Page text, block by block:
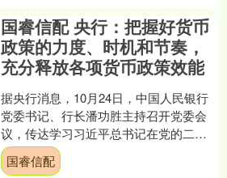
国睿信配 央行：把握好货币
政策的力度、时机和节奏，
充分释放各项货币政策效能
据央行消息，10月24日，中国人民银行
党委书记、行长潘功胜主持召开党委会
议，传达学习习近平总书记在党的二十
届四中全会上的重要讲话和全会精神，
落实主要金融单位学习....
国睿信配